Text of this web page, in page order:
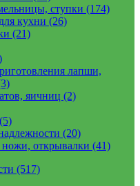
ступки (174)
кухни (26)
(21)
лапши,
яичниц (2)
(20)
открывалки (41)
(517)